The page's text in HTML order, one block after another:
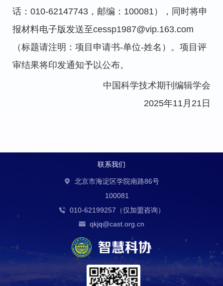
话：010-62147743，邮编：100081），同时将申
报材料电子版发送至cessp1987@vip.163.com
（标题请注明：项目申请书-单位-姓名）。项目评
审结果将印发通知予以公布。
中国科学技术期刊编辑学会
2025年11月21日
联系我们
北京市海淀区学院南路86号
100081
010-62199257（仅加盟咨询）
qkjq@cast.org.cn